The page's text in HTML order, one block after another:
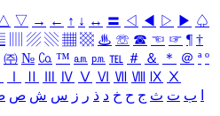
▽ → ← ↑ ↓ ↔ 〓 ◁ ◀ ▷ ▶ ♤
▨ ▧ ▦ ▩ ♨ ☏ ☎ ☜ ☞ ¶ †
㈜ № ㏇ ™ ㏂ ㏘ ℡ ＃ ＆ ＊ ＠ ª º
Ⅳ Ⅴ Ⅵ Ⅶ Ⅷ Ⅸ Ⅹ
ب ت ث ج ح خ د ذ ر ز س ش ص